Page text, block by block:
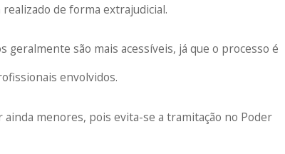
realizado de forma extrajudicial.
geralmente são mais acessíveis, já que o processo é
envolvidos.
ainda menores, pois evita-se a tramitação no Poder